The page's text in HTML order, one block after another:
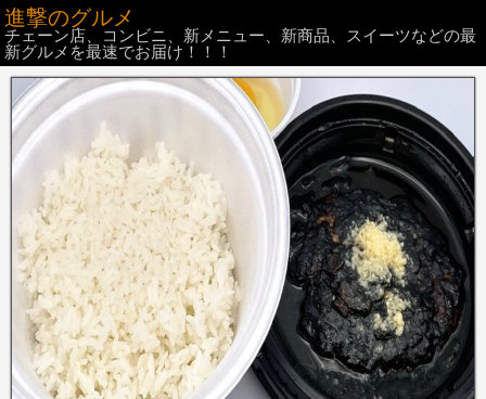
進撃のグルメ
チェーン店、コンビニ、新メニュー、新商品、スイーツなどの最
新グルメを最速でお届け！！！